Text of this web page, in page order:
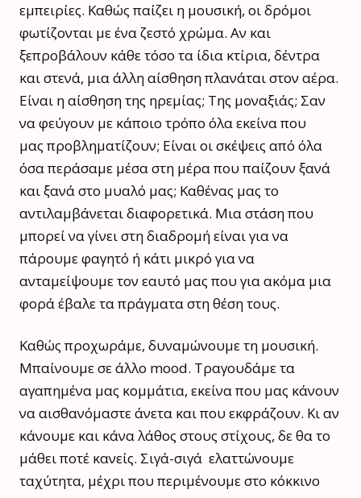
εμπειρίες. Καθώς παίζει η μουσική, οι δρόμοι
φωτίζονται με ένα ζεστό χρώμα. Αν και
ξεπροβάλουν κάθε τόσο τα ίδια κτίρια, δέντρα
και στενά, μια άλλη αίσθηση πλανάται στον αέρα.
Είναι η αίσθηση της ηρεμίας; Της μοναξιάς; Σαν
να φεύγουν με κάποιο τρόπο όλα εκείνα που
μας προβληματίζουν; Είναι οι σκέψεις από όλα
όσα περάσαμε μέσα στη μέρα που παίζουν ξανά
και ξανά στο μυαλό μας; Καθένας μας το
αντιλαμβάνεται διαφορετικά. Μια στάση που
μπορεί να γίνει στη διαδρομή είναι για να
πάρουμε φαγητό ή κάτι μικρό για να
ανταμείψουμε τον εαυτό μας που για ακόμα μια
φορά έβαλε τα πράγματα στη θέση τους.
Καθώς προχωράμε, δυναμώνουμε τη μουσική.
Μπαίνουμε σε άλλο mood. Τραγουδάμε τα
αγαπημένα μας κομμάτια, εκείνα που μας κάνουν
να αισθανόμαστε άνετα και που εκφράζουν. Κι αν
κάνουμε και κάνα λάθος στους στίχους, δε θα το
μάθει ποτέ κανείς. Σιγά-σιγά ελαττώνουμε
ταχύτητα, μέχρι που περιμένουμε στο κόκκινο